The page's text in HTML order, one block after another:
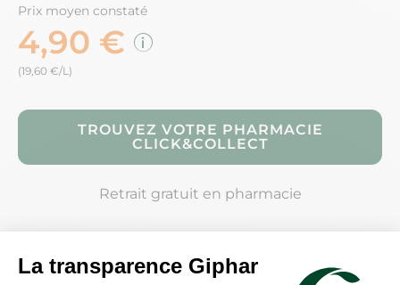
Prix moyen constaté
4,90 €
(19,60 €/L)
TROUVEZ VOTRE PHARMACIE
CLICK&COLLECT
Retrait gratuit en pharmacie
Description